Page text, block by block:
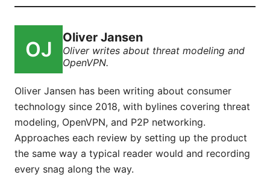
Oliver Jansen
Oliver writes about threat modeling and
OpenVPN.
Oliver Jansen has been writing about consumer
technology since 2018, with bylines covering threat
modeling, OpenVPN, and P2P networking.
Approaches each review by setting up the product
the same way a typical reader would and recording
every snag along the way.